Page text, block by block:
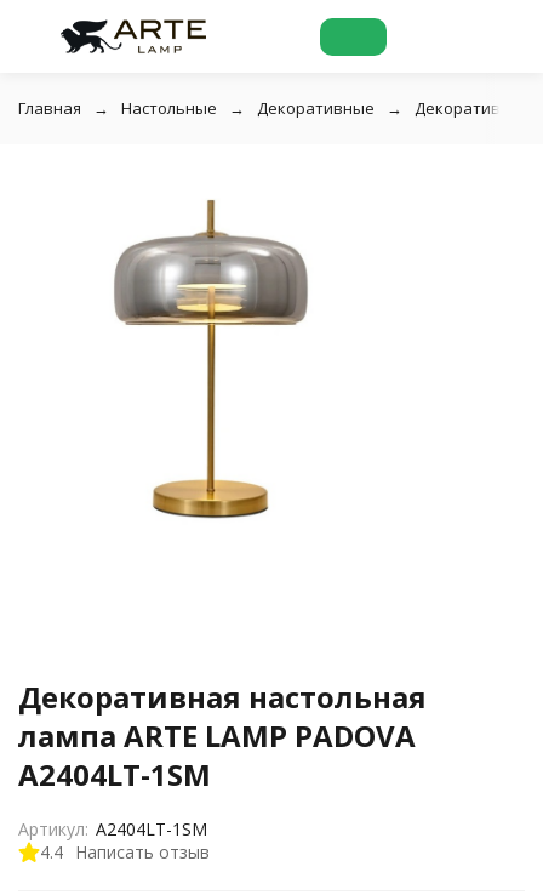
Главная Настольные Декоративные Декоративная
Декоративная настольная
лампа ARTE LAMP PADOVA
A2404LT-1SM
4.4 Написать отзыв
Артикул: A2404LT-1SM